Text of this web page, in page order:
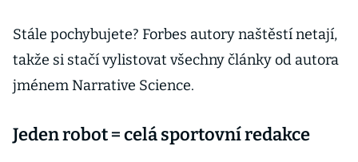
Stále pochybujete? Forbes autory naštěstí netají,
takže si stačí vylistovat všechny články od autora
jménem Narrative Science.
Jeden robot = celá sportovní redakce